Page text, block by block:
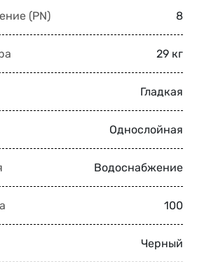
(PN) 8
29 кг
Гладкая
Однослойная
Водоснабжение
100
Черный